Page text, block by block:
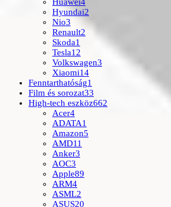
Huawei4
Hyundai2
Nio3
Renault2
Skoda1
Tesla12
Volkswagen3
Xiaomi14
Fenntarthatóság1
Film és sorozat33
High-tech eszköz662
Acer4
ADATA1
Amazon5
AMD11
Anker3
AOC3
Apple89
ARM4
ASML2
ASUS20